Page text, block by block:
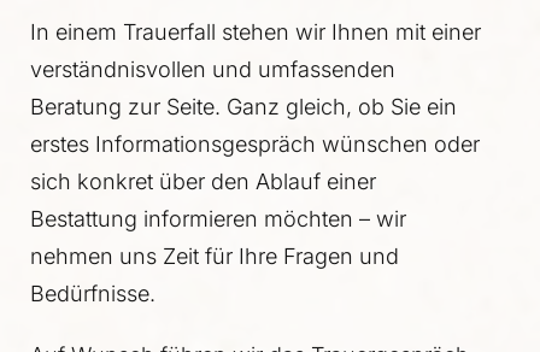
In einem Trauerfall stehen wir Ihnen mit einer
verständnisvollen und umfassenden
Beratung zur Seite. Ganz gleich, ob Sie ein
erstes Informationsgespräch wünschen oder
sich konkret über den Ablauf einer
Bestattung informieren möchten – wir
nehmen uns Zeit für Ihre Fragen und
Bedürfnisse.